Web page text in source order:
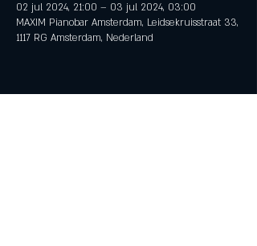
02 jul 2024, 21:00 – 03 jul 2024, 03:00
MAXIM Pianobar Amsterdam, Leidsekruisstraat 33,
1117 RG Amsterdam, Nederland